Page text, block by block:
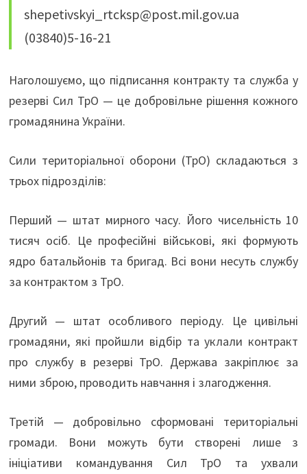
shepetivskyi_rtcksp@post.mil.gov.ua
(03840)5-16-21
Наголошуємо, що підписання контракту та служба у
резерві Сил ТрО — це добровільне рішення кожного
громадянина України.
Сили територіальної оборони (ТрО) складаються з
трьох підрозділів:
Перший — штат мирного часу. Його чисельність 10
тисяч осіб. Це професійні військові, які формують
ядро батальйонів та бригад. Всі вони несуть службу
за контрактом з ТрО.
Другий — штат особливого періоду. Це цивільні
громадяни, які пройшли відбір та уклали контракт
про службу в резерві ТрО. Держава закріплює за
ними зброю, проводить навчання і злагодження.
Третій — добровільно сформовані територіальні
громади. Вони можуть бути створені лише з
ініціативи командування Сил ТрО та ухвали